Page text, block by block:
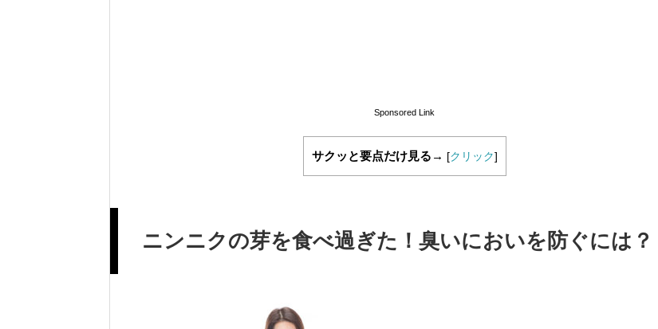
Sponsored Link
サクッと要点だけ見る→ [クリック]
ニンニクの芽を食べ過ぎた！臭いにおいを防ぐには？